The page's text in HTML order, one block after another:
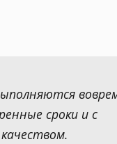
сроки и с